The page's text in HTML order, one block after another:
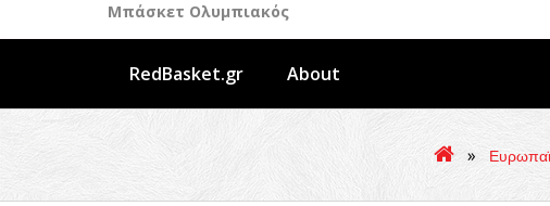
Μπάσκετ Ολυμπιακός
RedBasket.gr About
»